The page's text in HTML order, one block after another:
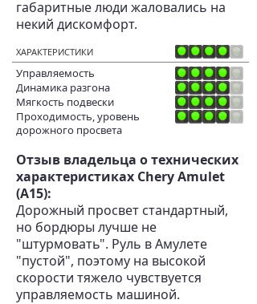
габаритные люди жаловались на
некий дискомфорт.
ХАРАКТЕРИСТИКИ
Управляемость
Динамика разгона
Мягкость подвески
Проходимость, уровень
дорожного просвета
Отзыв владельца о технических
характеристиках Chery Amulet
(A15):
Дорожный просвет стандартный,
но бордюры лучше не
"штурмовать". Руль в Амулете
"пустой", поэтому на высокой
скорости тяжело чувствуется
управляемость машиной.